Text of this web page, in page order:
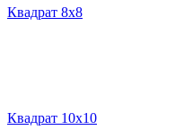
Квадрат 8х8
Квадрат 10х10